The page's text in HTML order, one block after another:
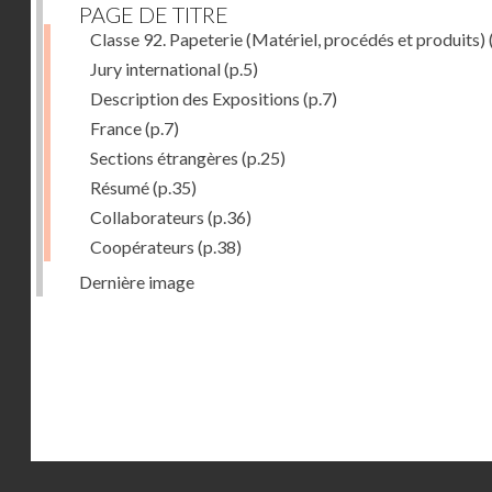
PAGE DE TITRE
Classe 92. Papeterie (Matériel, procédés et produits)
Jury international(p.5)
Description des Expositions (p.7)
France(p.7)
Sections étrangères (p.25)
Résumé(p.35)
Collaborateurs (p.36)
Coopérateurs (p.38)
Dernière image